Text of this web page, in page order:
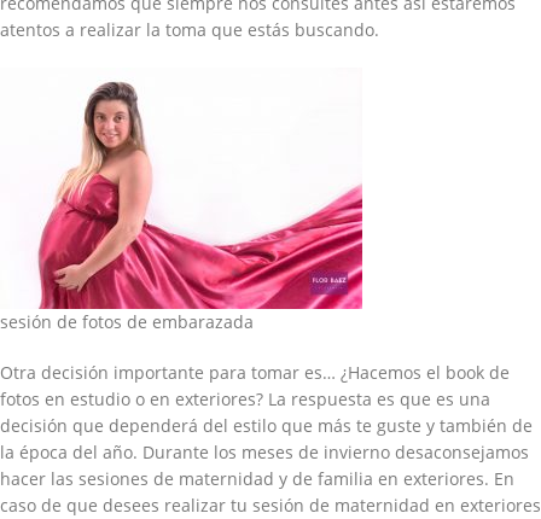
atentos a realizar la toma que estás buscando.
sesión de fotos de embarazada
Otra decisión importante para tomar es… ¿Hacemos el book de
fotos en estudio o en exteriores? La respuesta es que es una
decisión que dependerá del estilo que más te guste y también de
la época del año. Durante los meses de invierno desaconsejamos
hacer las sesiones de maternidad y de familia en exteriores. En
caso de que desees realizar tu sesión de maternidad en exteriores